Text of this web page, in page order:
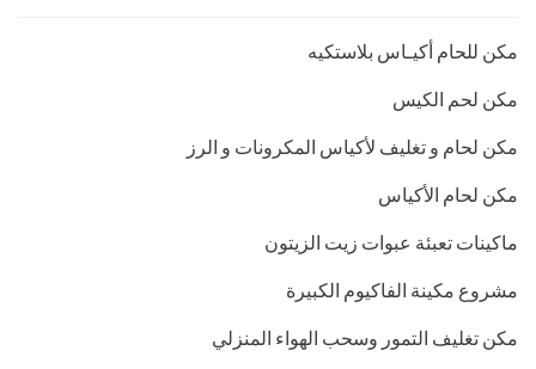
مكن للحام أكيـاس بلاستكيه
مكن لحم الكيس
مكن لحام و تغليف لأكياس المكرونات و الرز
مكن لحام الأكياس
ماكينات تعبئة عبوات زيت الزيتون
مشروع مكينة الفاكيوم الكبيرة
مكن تغليف التمور وسحب الهواء المنزلي